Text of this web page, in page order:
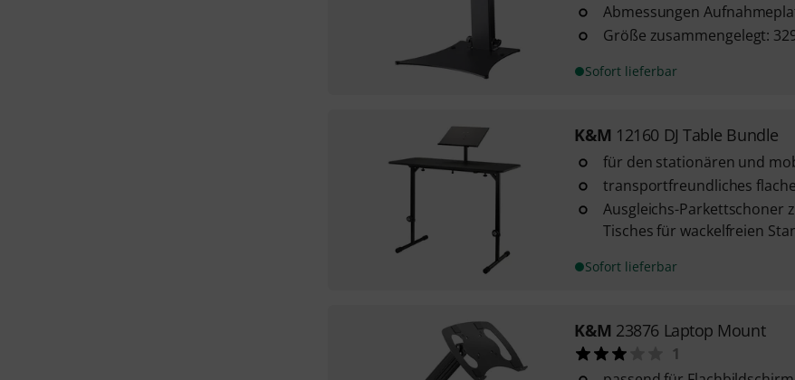
Abmessungen
Größe zusammengelegt:
Sofort lieferbar
K&M 12160 DJ Table Bundle
für den stationären und
transportfreundliches
Ausgleichs-Parkettschoner
Tisches für wackelfreien
Sofort lieferbar
K&M 23876 Laptop Mount
1